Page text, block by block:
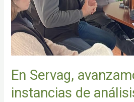
En Servag,
instancias de
análisis
y
puesta
a
punto
nivel
interno